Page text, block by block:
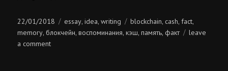
Posted
on
22/01/2018 Categories
essay,idea,writing Tags
blockchain,cash,fact,
memory,блокчейн,воспоминания,кэш,память,факт
leave
a commenton